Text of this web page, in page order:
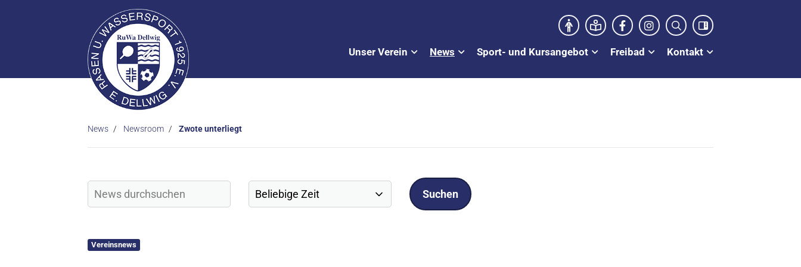
Unser Verein News Sport- und Kursangebot Freibad Kontakt
News Newsroom Zwote unterliegt
Vereinsnews